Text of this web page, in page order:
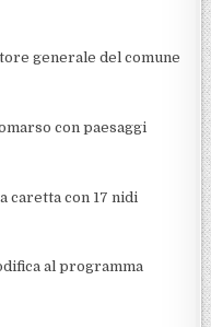
generale del comune
con paesaggi
caretta con 17 nidi
al programma